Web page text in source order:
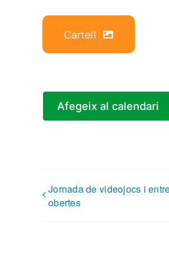
Cartell
Afegeix al calendari
Jornada de videojocs i
obertes